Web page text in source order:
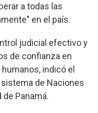
a todas las
en el país.
judicial efectivo y
de confianza en
indicó el
de Naciones
de Panamá.